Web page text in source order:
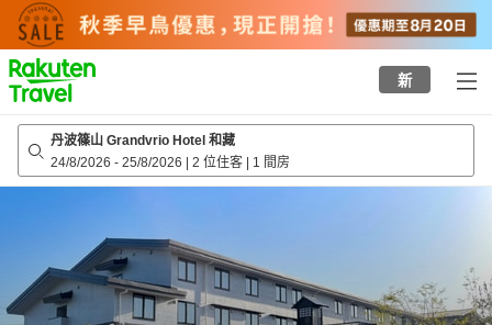
to
top
page
新
丹波篠山 Grandvrio Hotel 和藏
24/8/2026 - 25/8/2026 | 2 位住客 | 1 間房